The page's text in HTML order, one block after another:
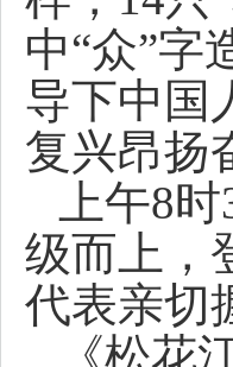
中“众”字
导下中国
复兴昂扬
上午8
级而上，
代表亲切
《松花